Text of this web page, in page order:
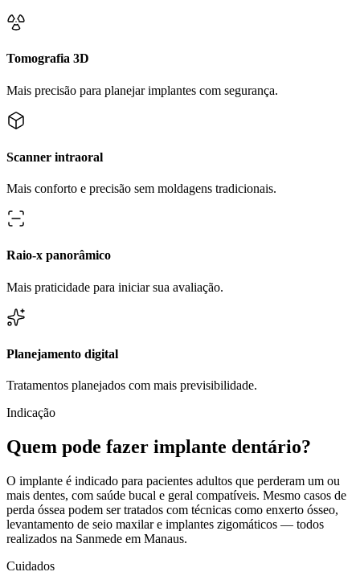
Tomografia 3D
Mais precisão para planejar implantes com segurança.
Scanner intraoral
Mais conforto e precisão sem moldagens tradicionais.
Raio-x panorâmico
Mais praticidade para iniciar sua avaliação.
Planejamento digital
Tratamentos planejados com mais previsibilidade.
Indicação
Quem pode fazer implante dentário?
O implante é indicado para pacientes adultos que perderam um ou
mais dentes, com saúde bucal e geral compatíveis. Mesmo casos de
perda óssea podem ser tratados com técnicas como enxerto ósseo,
levantamento de seio maxilar e implantes zigomáticos — todos
realizados na Sanmede em Manaus.
Cuidados